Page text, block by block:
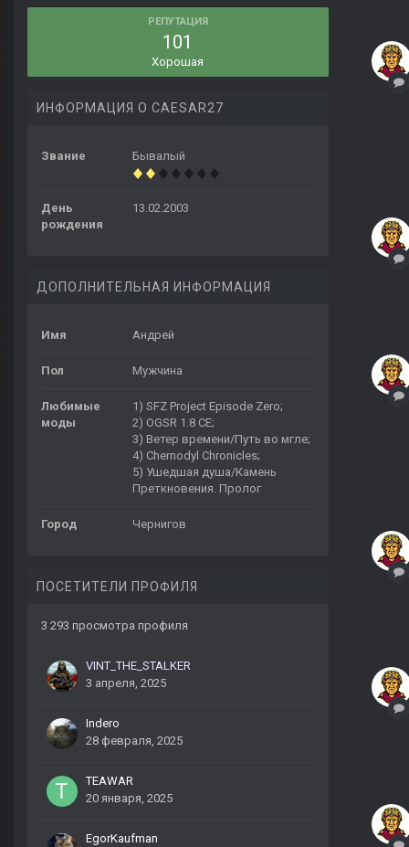
РЕПУТАЦИЯ
101
Хорошая
ИНФОРМАЦИЯ О CAESAR27
Звание Бывалый
День
рождения
13.02.2003
ДОПОЛНИТЕЛЬНАЯ ИНФОРМАЦИЯ
Имя Андрей
Пол Мужчина
Любимые
моды
1) SFZ Project Episode Zero;
2) OGSR 1.8 CE;
3) Ветер времени/Путь во мгле;
4) Chernodyl Chronicles;
5) Ушедшая душа/Камень
Преткновения. Пролог
Город Чернигов
ПОСЕТИТЕЛИ ПРОФИЛЯ
3 293 просмотра профиля
VINT_THE_STALKER
3 апреля, 2025
Indero
28 февраля, 2025
TEAWAR
20 января, 2025
EgorKaufman